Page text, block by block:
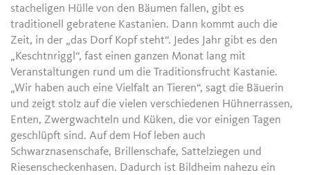
stacheligen Hülle von den Bäumen fallen, gibt es
traditionell gebratene Kastanien. Dann kommt auch die
Zeit, in der „das Dorf Kopf steht“. Jedes Jahr gibt es den
„Keschtnriggl“, fast einen ganzen Monat lang mit
Veranstaltungen rund um die Traditionsfrucht Kastanie.
„Wir haben auch eine Vielfalt an Tieren“, sagt die Bäuerin
und zeigt stolz auf die vielen verschiedenen Hühnerrassen,
Enten, Zwergwachteln und Küken, die vor einigen Tagen
geschlüpft sind. Auf dem Hof leben auch
Schwarznasenschafe, Brillenschafe, Sattelziegen und
Riesenscheckenhasen. Dadurch ist Bildheim nahezu ein